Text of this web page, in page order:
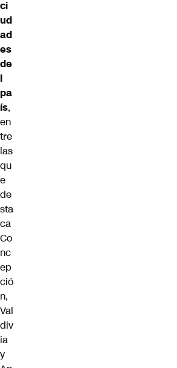
ci
ud
ad
es
de
l
pa
ís,
en
tre
las
qu
e
de
sta
ca
Co
nc
ep
ció
n,
Val
div
ia
y